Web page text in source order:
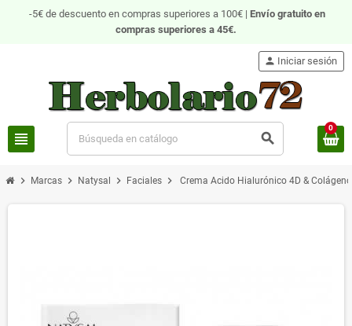
-5€ de descuento en compras superiores a 100€ | Envío gratuito en
compras superiores a 45€.
view_headline search
person Iniciar sesión
0
chevron_right Marcas chevron_right Natysal chevron_right Faciales chevron_right Crema Acido Hialurónico 4D &